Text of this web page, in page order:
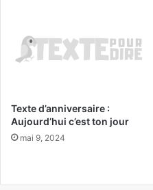
Texte d’anniversaire :
Aujourd’hui c’est ton jour
mai 9, 2024